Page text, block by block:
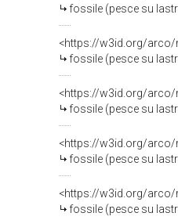
fossile (pesce su
<https://w3id.org/arco/
fossile (pesce su
<https://w3id.org/arco/
fossile (pesce su
<https://w3id.org/arco/
fossile (pesce su
<https://w3id.org/arco/
fossile (pesce su